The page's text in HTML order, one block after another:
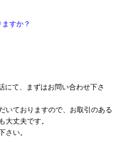
すか？
にて、まずはお問い合わせ下さ
いておりますので、お取引のある
大丈夫です。
さい。